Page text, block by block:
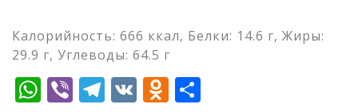
Калорийность: 666 ккал, Белки: 14.6 г, Жиры:
29.9 г, Углеводы: 64.5 г
WhatsApp
ViberTelegram
VKOdnoklassniki